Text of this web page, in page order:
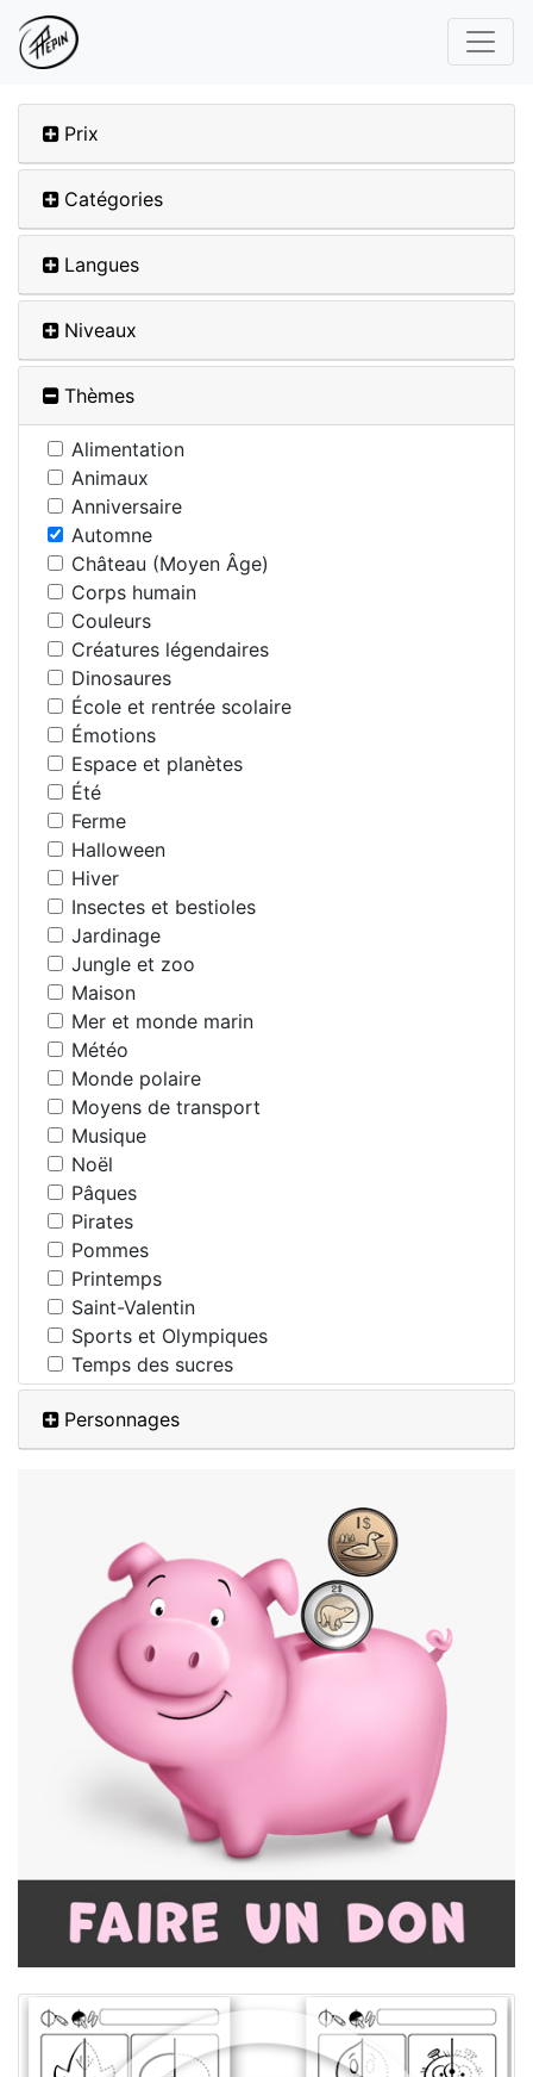
Prix
Catégories
Langues
Niveaux
Thèmes
Alimentation
Animaux
Anniversaire
Automne
Château (Moyen Âge)
Corps humain
Couleurs
Créatures légendaires
Dinosaures
École et rentrée scolaire
Émotions
Espace et planètes
Été
Ferme
Halloween
Hiver
Insectes et bestioles
Jardinage
Jungle et zoo
Maison
Mer et monde marin
Météo
Monde polaire
Moyens de transport
Musique
Noël
Pâques
Pirates
Pommes
Printemps
Saint-Valentin
Sports et Olympiques
Temps des sucres
Personnages